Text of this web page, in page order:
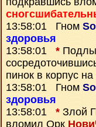
13:58:01 Гном
здоровья
13:58:01 *
пинок в корпус на
13:58:01 Гном
здоровья
13:58:01 * Злой
вломил Орк